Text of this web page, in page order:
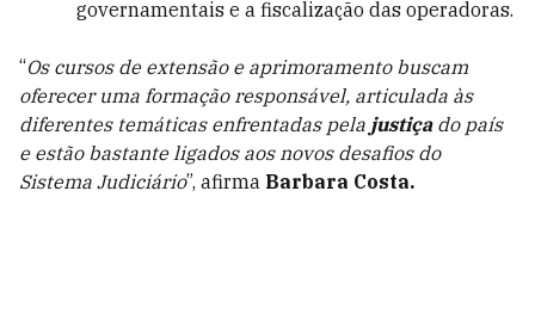
governamentais e a fiscalização das operadoras.
“Os cursos de extensão e aprimoramento buscam
oferecer uma formação responsável, articulada às
diferentes temáticas enfrentadas pela justiçado país
e estão bastante ligados aos novos desafios do
Sistema Judiciário”, afirma Barbara Costa.